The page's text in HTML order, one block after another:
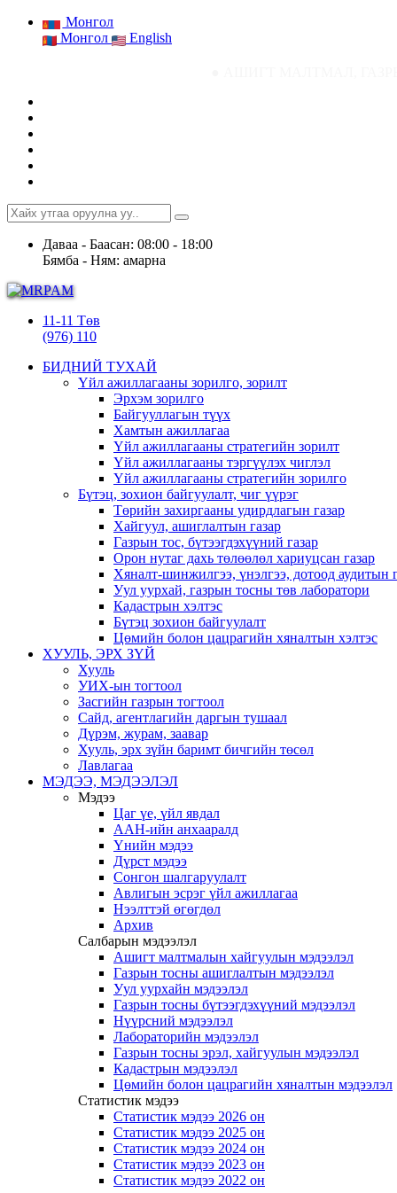
Монгол
Монгол
English
Даваа - Баасан: 08:00 - 18:00
Бямба - Ням: амарна
11-11 Төв
(976) 110
БИДНИЙ ТУХАЙ
Үйл ажиллагааны зорилго, зорилт
Эрхэм зорилго
Байгууллагын түүх
Хамтын ажиллагаа
Үйл ажиллагааны стратегийн зорилт
Үйл ажиллагааны тэргүүлэх чиглэл
Үйл ажиллагааны стратегийн зорилго
Бүтэц, зохион байгуулалт, чиг үүрэг
Төрийн захиргааны удирдлагын газар
Хайгуул, ашиглалтын газар
Газрын тос, бүтээгдэхүүний газар
Орон нутаг дахь төлөөлөл хариуцсан газар
Хяналт-шинжилгээ, үнэлгээ, дотоод аудитын
Уул уурхай, газрын тосны төв лаборатори
Кадастрын хэлтэс
Бүтэц зохион байгуулалт
Цөмийн болон цацрагийн хяналтын хэлтэс
ХУУЛЬ, ЭРХ ЗҮЙ
Хууль
УИХ-ын тогтоол
Засгийн газрын тогтоол
Сайд, агентлагийн даргын тушаал
Дүрэм, журам, заавар
Хууль, эрх зүйн баримт бичгийн төсөл
Лавлагаа
МЭДЭЭ, МЭДЭЭЛЭЛ
Мэдээ
Цаг үе, үйл явдал
ААН-ийн анхааралд
Үнийн мэдээ
Дүрст мэдээ
Сонгон шалгаруулалт
Авлигын эсрэг үйл ажиллагаа
Нээлттэй өгөгдөл
Архив
Салбарын мэдээлэл
Ашигт малтмалын хайгуулын мэдээлэл
Газрын тосны ашиглалтын мэдээлэл
Уул уурхайн мэдээлэл
Газрын тосны бүтээгдэхүүний мэдээлэл
Нүүрсний мэдээлэл
Лабораторийн мэдээлэл
Газрын тосны эрэл, хайгуулын мэдээлэл
Кадастрын мэдээлэл
Цөмийн болон цацрагийн хяналтын мэдээлэл
Статистик мэдээ
Статистик мэдээ 2026 он
Статистик мэдээ 2025 он
Статистик мэдээ 2024 он
Статистик мэдээ 2023 он
Статистик мэдээ 2022 он